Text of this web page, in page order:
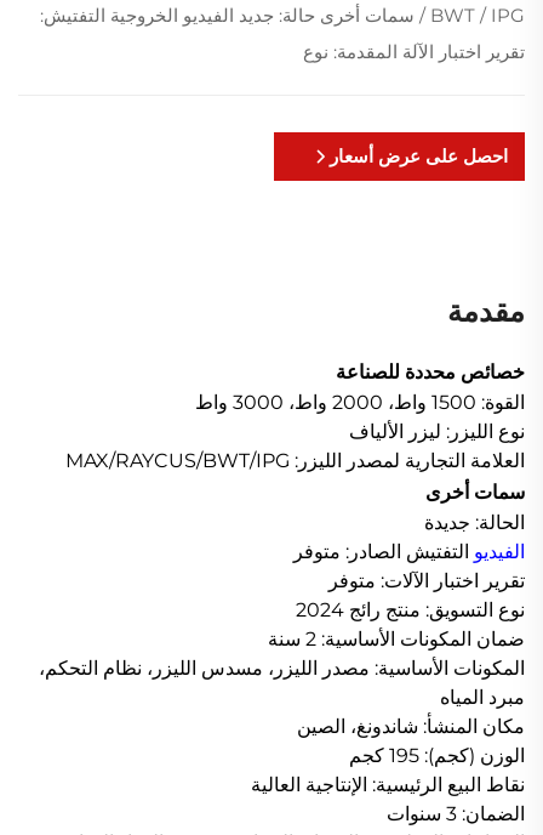
/ BWT / IPG سمات أخرى حالة: جديد الفيديو الخروجية التفتيش:
تقرير اختبار الآلة المقدمة: نوع
احصل على عرض أسعار
مقدمة
خصائص محددة للصناعة
القوة: 1500 واط، 2000 واط، 3000 واط
نوع الليزر: ليزر الألياف
العلامة التجارية لمصدر الليزر: MAX/RAYCUS/BWT/IPG
سمات أخرى
الحالة: جديدة
الفيديو التفتيش الصادر: متوفر
تقرير اختبار الآلات: متوفر
نوع التسويق: منتج رائج 2024
ضمان المكونات الأساسية: 2 سنة
المكونات الأساسية: مصدر الليزر، مسدس الليزر، نظام التحكم،
مبرد المياه
مكان المنشأ: شاندونغ، الصين
الوزن (كجم): 195 كجم
نقاط البيع الرئيسية: الإنتاجية العالية
الضمان: 3 سنوات